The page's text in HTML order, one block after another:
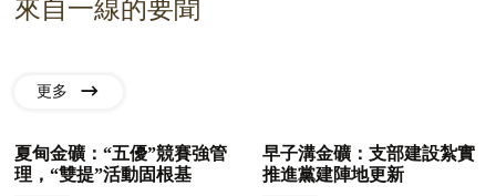
來自一線的要聞
更多
夏甸金礦：“五優”競賽強管
理，“雙提”活動固根基
早子溝金礦：支部建設紮實
推進黨建陣地更新